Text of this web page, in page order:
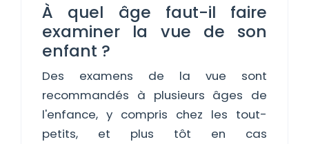
À quel âge faut-il faire
examiner la vue de son
enfant ?
Des examens de la vue sont
recommandés à plusieurs âges de
l'enfance, y compris chez les tout-
petits, et plus tôt en cas